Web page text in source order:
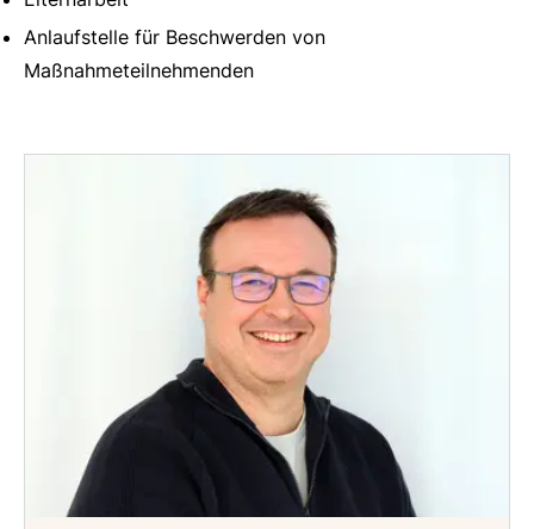
Anlaufstelle für Beschwerden von
Maßnahmeteilnehmenden